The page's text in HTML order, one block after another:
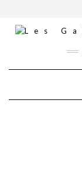
content